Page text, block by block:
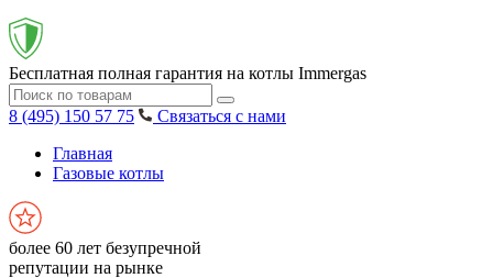
Бесплатная полная гарантия на котлы Immergas
8 (495) 150 57 75
Связаться с нами
Главная
Газовые котлы
более 60 лет безупречной
репутации на рынке